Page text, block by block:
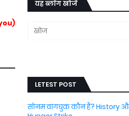
यह ब्लॉग खोजें
LETEST POST
सोनम वांगचुक कौन हैं? History